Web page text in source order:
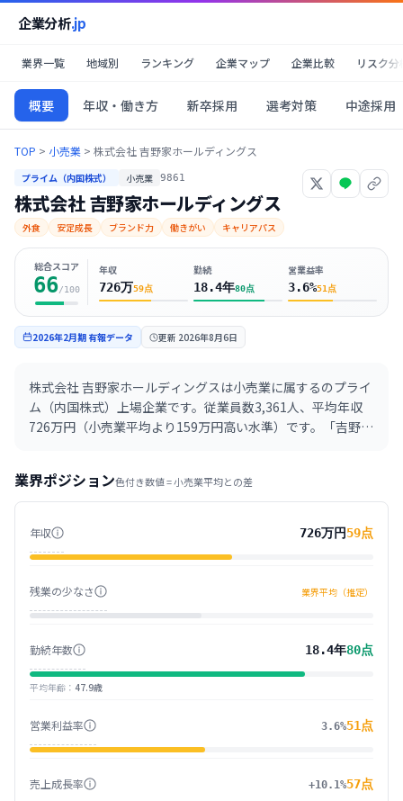
企業分析.jp
業界一覧 地域別 ランキング 企業マップ 企業比較 リスク分
概要 年収・働き方 新卒採用 選考対策 中途採用
TOP > 小売業 > 株式会社 吉野家ホールディングス
プライム（内国株式） 小売業 9861
株式会社 吉野家ホールディングス
外食 安定成長 ブランド力 働きがい キャリアパス
総合スコア
66/100
年収
726万59点
勤続
18.4年80点
営業益率
3.6%51 点
2026年2月期 有報データ 更新 2026年8月6日
株式会社 吉野家ホールディングスは小売業に属するのプライ
ム（内国株式）上場企業です。従業員数3,361人、平均年収
726万円（小売業平均より159万円高い水準）です。「吉野
通じて人々の豊かな生活を支えている。近年は既存店の強化
と新規事業開発を両輪に進めている。
業界ポジション色付き数値 =小売業平均との差
年収 726万円59点
残業の少なさ 業界平均（推定）
勤続年数 18.4年80点
平均年齢 ： 47.9歳
営業利益率 3.6%51 点
売上成長率 +10.1%57点